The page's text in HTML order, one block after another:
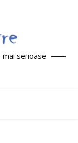
mai serioase